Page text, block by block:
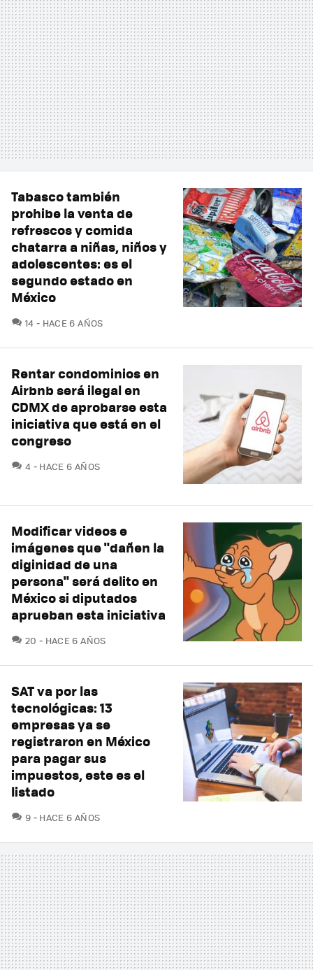
Tabasco también
prohibe la venta de
refrescos y comida
chatarra a niñas, niños y
adolescentes: es el
segundo estado en
México
14 COMENTARIOS
HACE 6 AÑOS
Rentar condominios en
Airbnb será ilegal en
CDMX de aprobarse esta
iniciativa que está en el
congreso
4 COMENTARIOS
HACE 6 AÑOS
Modificar videos e
imágenes que "dañen la
diginidad de una
persona" será delito en
México si diputados
aprueban esta iniciativa
20 COMENTARIOS
HACE 6 AÑOS
SAT va por las
tecnológicas: 13
empresas ya se
registraron en México
para pagar sus
impuestos, este es el
listado
9 COMENTARIOS
HACE 6 AÑOS